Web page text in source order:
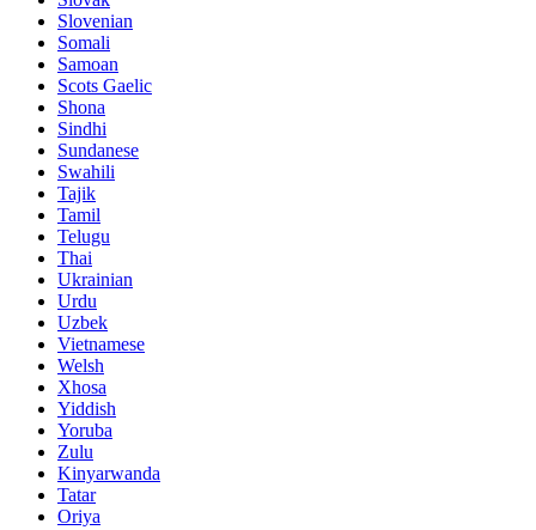
Slovenian
Somali
Samoan
Scots Gaelic
Shona
Sindhi
Sundanese
Swahili
Tajik
Tamil
Telugu
Thai
Ukrainian
Urdu
Uzbek
Vietnamese
Welsh
Xhosa
Yiddish
Yoruba
Zulu
Kinyarwanda
Tatar
Oriya